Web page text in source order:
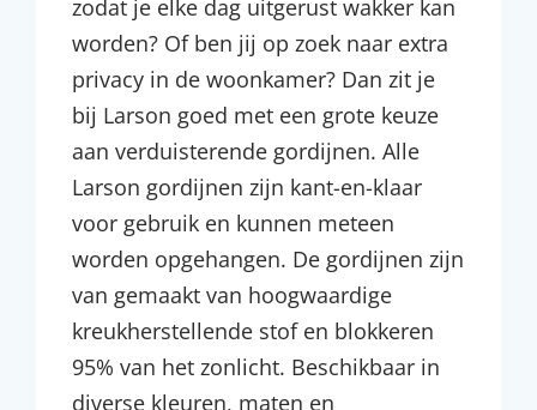
zodat je elke dag uitgerust wakker kan
worden? Of ben jij op zoek naar extra
privacy in de woonkamer? Dan zit je
bij Larson goed met een grote keuze
aan verduisterende gordijnen. Alle
Larson gordijnen zijn kant-en-klaar
voor gebruik en kunnen meteen
worden opgehangen. De gordijnen zijn
van gemaakt van hoogwaardige
kreukherstellende stof en blokkeren
95% van het zonlicht. Beschikbaar in
diverse kleuren, maten en